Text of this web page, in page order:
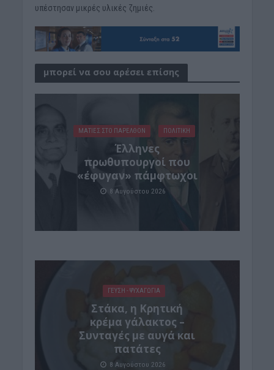
υπέστησαν μικρές υλικές ζημιές.
μπορεί να σου αρέσει επίσης
ΜΑΤΙΕΣ ΣΤΟ ΠΑΡΕΛΘΟΝ ΠΟΛΙΤΙΚΗ
Έλληνες
πρωθυπουργοί που
«έφυγαν» πάμφτωχοι
8 Αυγούστου 2026
ΓΕΎΣΗ - ΨΥΧΑΓΩΓΊΑ
Στάκα, η Κρητική
κρέμα γάλακτος –
Συνταγές με αυγά και
πατάτες
8 Αυγούστου 2026